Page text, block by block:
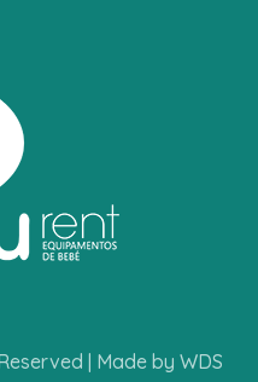
| Made by WDS